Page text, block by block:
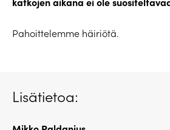
Pahoittelemme häiriötä.
Lisätietoa: